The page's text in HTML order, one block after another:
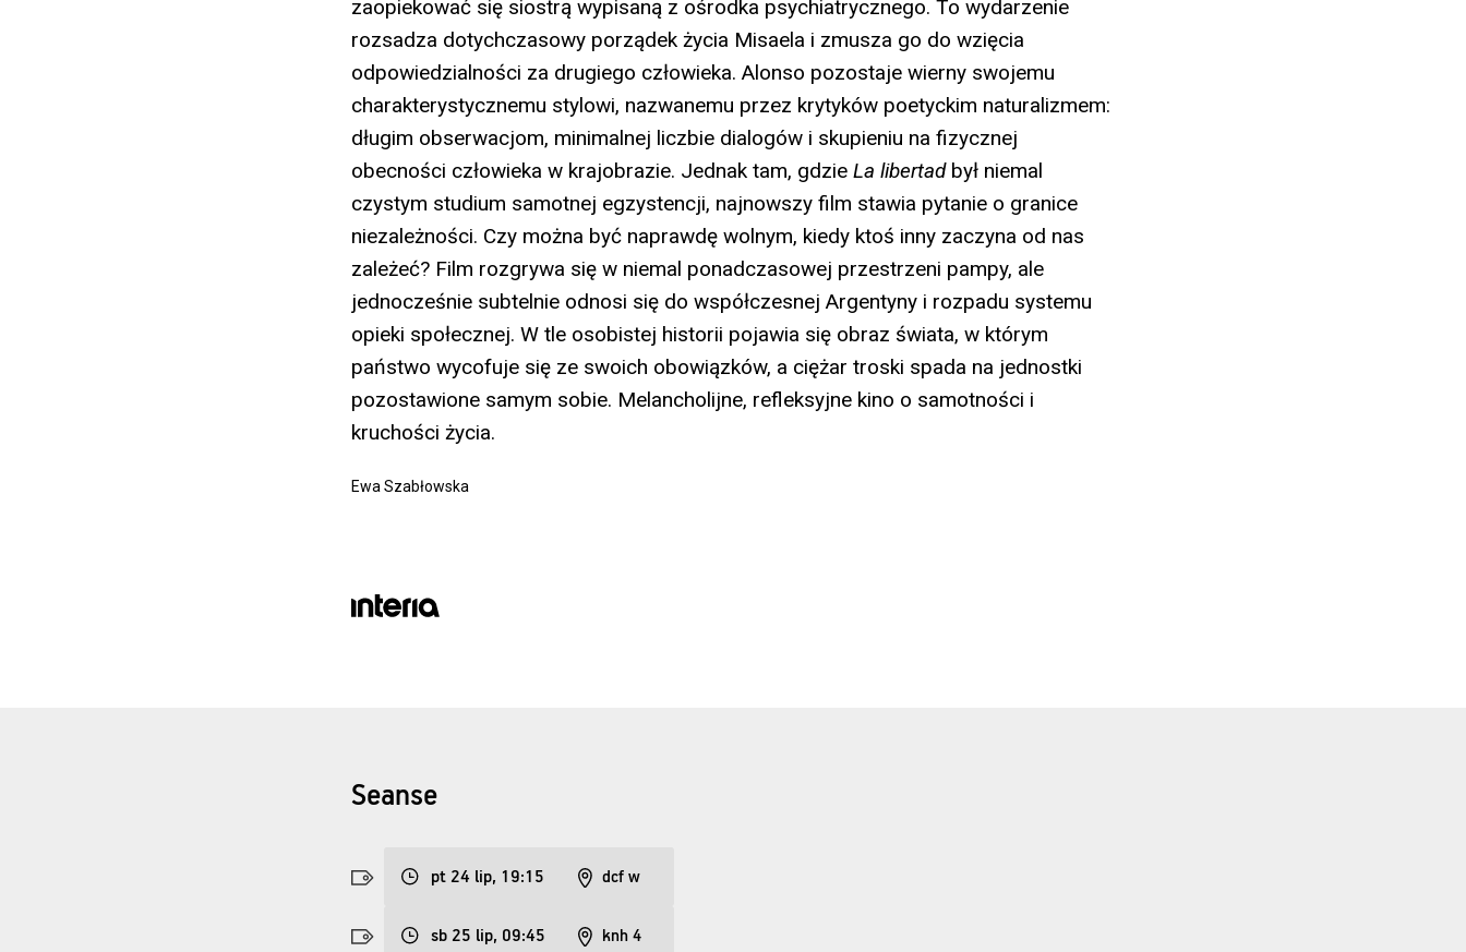
zaopiekować się siostrą wypisaną z ośrodka psychiatrycznego. To wydarzenie
rozsadza dotychczasowy porządek życia Misaela i zmusza go do wzięcia
odpowiedzialności za drugiego człowieka. Alonso pozostaje wierny swojemu
charakterystycznemu stylowi, nazwanemu przez krytyków poetyckim naturalizmem:
długim obserwacjom, minimalnej liczbie dialogów i skupieniu na fizycznej
obecności człowieka w krajobrazie. Jednak tam, gdzie La libertad był niemal
czystym studium samotnej egzystencji, najnowszy film stawia pytanie o granice
niezależności. Czy można być naprawdę wolnym, kiedy ktoś inny zaczyna od nas
zależeć? Film rozgrywa się w niemal ponadczasowej przestrzeni pampy, ale
jednocześnie subtelnie odnosi się do współczesnej Argentyny i rozpadu systemu
opieki społecznej. W tle osobistej historii pojawia się obraz świata, w którym
państwo wycofuje się ze swoich obowiązków, a ciężar troski spada na jednostki
pozostawione samym sobie. Melancholijne, refleksyjne kino o samotności i
kruchości życia.
Ewa Szabłowska
Seanse
pt 24 lip, 19:15 dcf w
sb 25 lip, 09:45 knh 4